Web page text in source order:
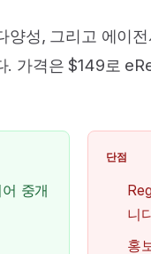
성, 그리고 에이
가격은 $149로
중개
단점
니
홍